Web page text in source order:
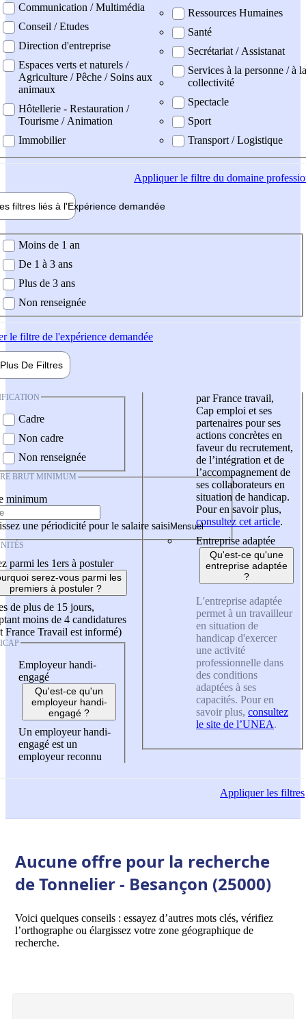
Communication / Multimédia
Conseil / Etudes
Direction d'entreprise
Espaces verts et naturels /
Agriculture / Pêche / Soins aux
animaux
Hôtellerie - Restauration /
Tourisme / Animation
Immobilier
Ressources Humaines
Santé
Secrétariat / Assistanat
Services à la personne / à la
collectivité
Spectacle
Sport
Transport / Logistique
Appliquerle filtre du domaine
filtres liés à l'Expérience demandée
demandée
Moins de 1 an
De 1 à 3 ans
Plus de 3 ans
Non renseignée
le filtre de l'expérience demandée
Plus De Filtres
Cadre
Non cadre
Non renseignée
BRUT MINIMUM
minimum
une périodicité pour le salaire saisi
parmi les 1ers à postuler
serez-vous parmi les
premiers à postuler ?
de plus de 15 jours,
moins de 4 candidatures
France Travail est informé)
Employeur handi-
engagé
Qu'est-ce qu'un
employeur handi-
engagé ?
Un employeur handi-
engagé est un
employeur reconnu
par France travail,
Cap emploi et ses
partenaires pour ses
actions concrètes en
faveur du recrutement,
de l’intégration et de
l’accompagnement de
ses collaborateurs en
situation de handicap.
Pour en savoir plus,
consultez cet article.
Entreprise adaptée
Qu'est-ce qu'une
entreprise adaptée
?
L'entreprise adaptée
permet à un travailleur
en situation de
handicap d'exercer
une activité
professionnelle dans
des conditions
adaptées à ses
capacités. Pour en
savoir plus, consultez
le site de l’UNEA.
Appliquerles filtres
Aucune offre pour la recherche
de Tonnelier - Besançon (25000)
Voici quelques conseils : essayez d’autres mots clés, vérifiez
l’orthographe ou élargissez votre zone géographique de
recherche.